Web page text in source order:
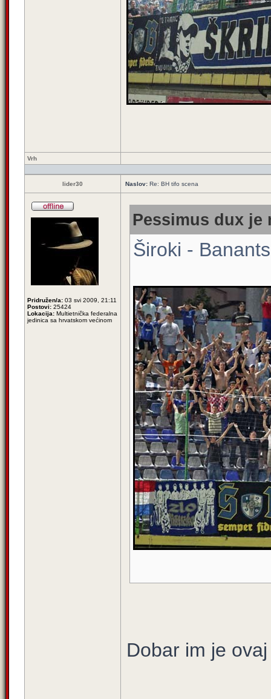
Vrh
lider30 Naslov: Re: BH tifo scena
Pridružen/a: 03 svi 2009, 21:11
Postovi: 25424
Lokacija: Multietnička federalna
jedinica sa hrvatskom većinom
Pessimus dux je
Široki - Banants
Dobar im je